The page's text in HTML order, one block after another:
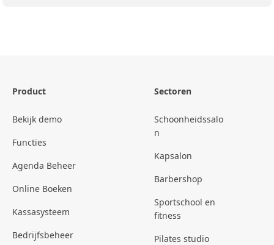
Product
Bekijk demo
Functies
Agenda Beheer
Online Boeken
Kassasysteem
Bedrijfsbeheer
Sectoren
Schoonheidssalo
n
Kapsalon
Barbershop
Sportschool en
fitness
Pilates studio